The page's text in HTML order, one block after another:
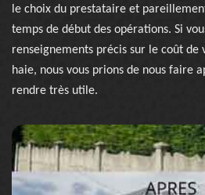
le choix du prestataire et
temps de début des opérations. Si
renseignements précis sur le coût
haie, nous vous prions de nous faire
rendre très utile.